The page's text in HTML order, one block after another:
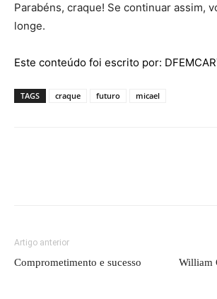
Parabéns, craque! Se continuar assim,
longe.
Este conteúdo foi escrito por:
TAGS craque futuro micael
Artigo anterior
Comprometimento e sucesso William